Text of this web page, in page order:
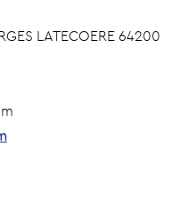
LATECOERE 64200